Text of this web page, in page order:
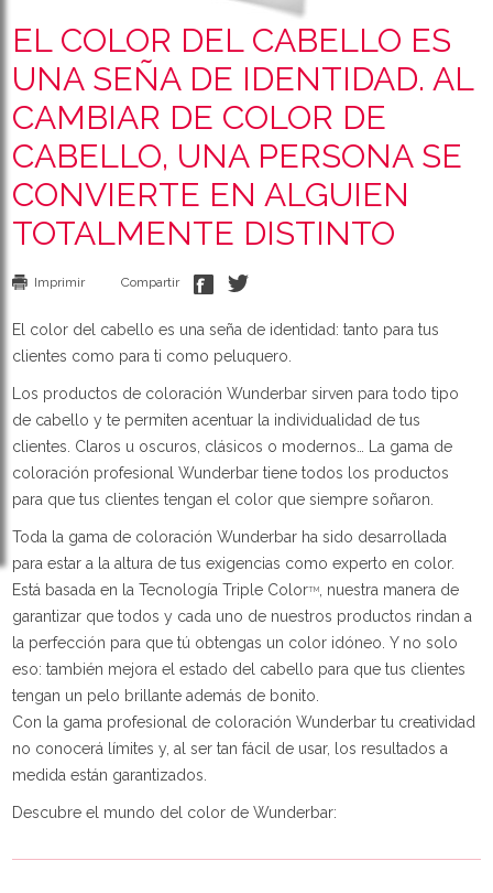
EL COLOR DEL CABELLO ES
UNA SEÑA DE IDENTIDAD. AL
CAMBIAR DE COLOR DE
CABELLO, UNA PERSONA SE
CONVIERTE EN ALGUIEN
TOTALMENTE DISTINTO
Imprimir Compartir
El color del cabello es una seña de identidad: tanto para tus
clientes como para ti como peluquero.
Los productos de coloración Wunderbar sirven para todo tipo
de cabello y te permiten acentuar la individualidad de tus
clientes. Claros u oscuros, clásicos o modernos… La gama de
coloración profesional Wunderbar tiene todos los productos
para que tus clientes tengan el color que siempre soñaron.
Toda la gama de coloración Wunderbar ha sido desarrollada
para estar a la altura de tus exigencias como experto en color.
Está basada en la Tecnología Triple ColorTM
, nuestra manera de
garantizar que todos y cada uno de nuestros productos rindan a
la perfección para que tú obtengas un color idóneo. Y no solo
eso: también mejora el estado del cabello para que tus clientes
tengan un pelo brillante además de bonito.
Con la gama profesional de coloración Wunderbar tu creatividad
no conocerá límites y, al ser tan fácil de usar, los resultados a
medida están garantizados.
Descubre el mundo del color de Wunderbar: